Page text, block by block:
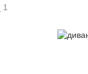
1